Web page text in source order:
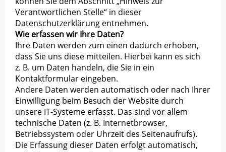
Verantwortlichen Stelle“ in dieser
Datenschutzerklärung entnehmen.
Wie erfassen wir Ihre Daten?
Ihre Daten werden zum einen dadurch erhoben,
dass Sie uns diese mitteilen. Hierbei kann es sich
z. B. um Daten handeln, die Sie in ein
Kontaktformular eingeben.
Andere Daten werden automatisch oder nach Ihrer
Einwilligung beim Besuch der Website durch
unsere IT-Systeme erfasst. Das sind vor allem
technische Daten (z. B. Internetbrowser,
Betriebssystem oder Uhrzeit des Seitenaufrufs).
Die Erfassung dieser Daten erfolgt automatisch,